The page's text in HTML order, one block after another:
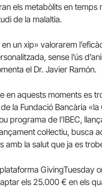
els metabòlits en temps
de la malaltia.
un xip» valorarem
sense l’ús
el Dr. Javier Ramón.
en aquests moments es
la Fundació Bancària
programa de l’IBEC,
col·lectiu, busca
amb la salut que ja es
GivingTuesday
els 25.000 € en els